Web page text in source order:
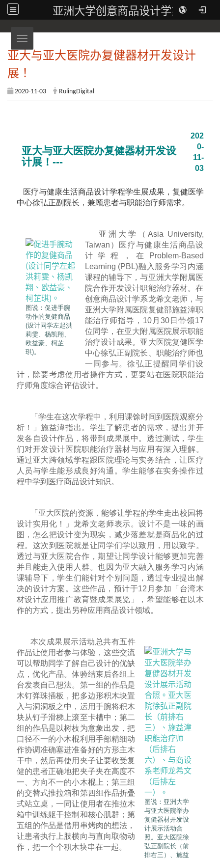
亚洲大学创意商品设计学系
Toggle navigation
亚大与亚大医院办复健器材开发设计
展！
2020-11-03 RulingDigital
亚大与亚大医院办复健器材开发设
计展！---
202
0-
11-
03
医疗与健康生活商品设计学程学生展成果，复健医学
中心徐弘正副院长，兼顾患者与职能治疗师需求。
图说：促进手腕
动作的复健商品
(设计同学左起洪
莉雯、杨凯翔、
欧益豪、柯芷
琪)。
亚洲大学（Asia University,
Taiwan）医疗与健康生活商品设
计学程，在Problem-Based
Learning (PBL)融入服务学习内涵
课程的辅导下，与亚洲大学附属医
院合作开发设计职能治疗器材。在
创意商品设计学系龙希文老师，与
亚洲大学附属医院复健部施益湋职
能治疗师指导，10月30日带领17
位同学，在亚大附属医院展示职能
治疗设计成果。亚大医院复健医学
中心徐弘正副院长、职能治疗师也
一同参与。徐弘正提醒同学们设
计，除要考虑使用者操作方式，更要站在医院职能治
疗师角度综合评估设计。
「学生在这次学程中，利用课馀时间到医院观察分
析！」施益湋指出。学生了解患者的需求，提出并开
发各自设计作品，将带到成果展中。透过测试，学生
们对开发设计医院职能治疗器材与应用有深入理解。
通过亚大跨领域学程跟医院理论与实务结合，让医疗
人员与学生能形成良好沟通。学生能够在实务操作过
程中学到医疗商品设计知识。
「亚大医院的资源，能够让学程的学生走出校园将
设计实用化！」龙希文老师表示。设计不是一味的画
图，怎么把设计变为现实，减少落差就是商品化的过
程。这次到医院就是让同学们学以致用，用以致学。
透过与亚大医院合作，期望让同学设计能够更加完善
并且能走入使用人群。也因为亚大融入服务学习内涵
课辅导下，学生们能针对个别问题，透过专业提出解
决的设计方案。这些作品，预计于12月参加「台湾木
材设计应用推广教育暨成果展览」，希望能够在以木
作的方式，提出另种应用商品设计领域。
图说：亚洲大学
与亚大医院举办
复健器材开发设
计展示活动合
照。亚大医院徐
弘正副院长（前
排右三）、施益
本次成果展示活动总共有五件
作品让使用者参与体验，这些交流
可以帮助同学了解自己设计的优缺
点，优化产品。体验结束后各组上
台发表自己想法。第一组的作品是
木钉弹珠插板，把多边形积木块置
入与洞洞板之中，运用手腕将积木
块从钉子滑梯上滚至卡槽中；第二
组的作品是以树枝为意象出发，把
口径不一的小木棍利用手部精细动
作协调准确塞进准备好的方形主木
干中，然后再使用夹子让要收受复
健的患者正确地把夹子夹在高度不
一、方向不一的小木棍上；第三组
的交替式推拉箱和第四组作品折叠
式站立桌，一同让使用者在推拉木
箱中训练躯干控制和核心肌群；第
五组的作品是借用串烤肉的想法，
让患者执行上肢横向与直向取物动
作，把一个个积木块串在一起。